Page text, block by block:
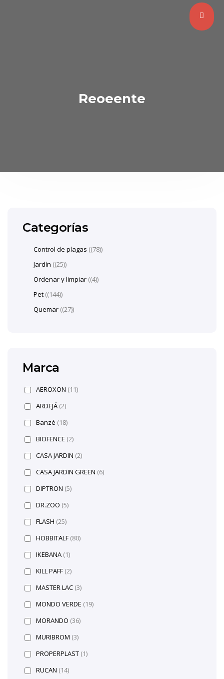
Reoeente
Categorías
Control de plagas (78)
Jardín (25)
Ordenar y limpiar (4)
Pet (144)
Quemar (27)
Marca
AEROXON (11)
ARDEJÁ (2)
Banzé (18)
BIOFENCE (2)
CASA JARDIN (2)
CASA JARDIN GREEN (6)
DIPTRON (5)
DR.ZOO (5)
FLASH (25)
HOBBITALF (80)
IKEBANA (1)
KILL PAFF (2)
MASTER LAC (3)
MONDO VERDE (19)
MORANDO (36)
MURIBROM (3)
PROPERPLAST (1)
RUCAN (14)